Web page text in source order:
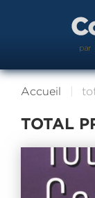
Accueil
TOTAL